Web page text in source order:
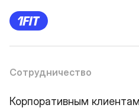
Сотрудничество
Корпоративным клиентам